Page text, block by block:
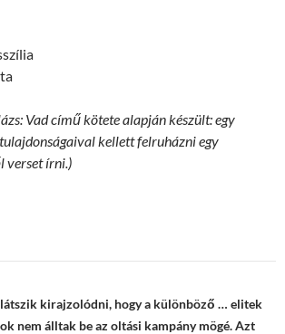
Vad című kötete alapján készült: egy
kellett felruházni egy
verset írni.)
látszik kirajzolódni, hogy a különböző … elitek
nem álltak be az oltási kampány mögé. Azt